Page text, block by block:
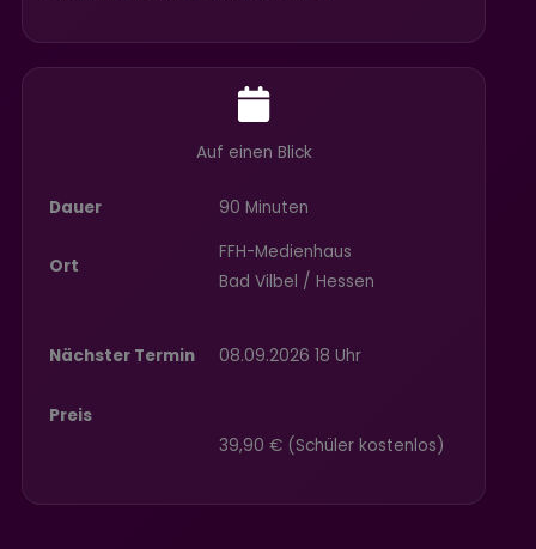
Auf einen Blick
Dauer 90 Minuten
Ort
FFH-Medienhaus
Bad Vilbel / Hessen
Nächster Termin
Preis
08.09.2026 18 Uhr
39,90 € (Schüler kostenlos)